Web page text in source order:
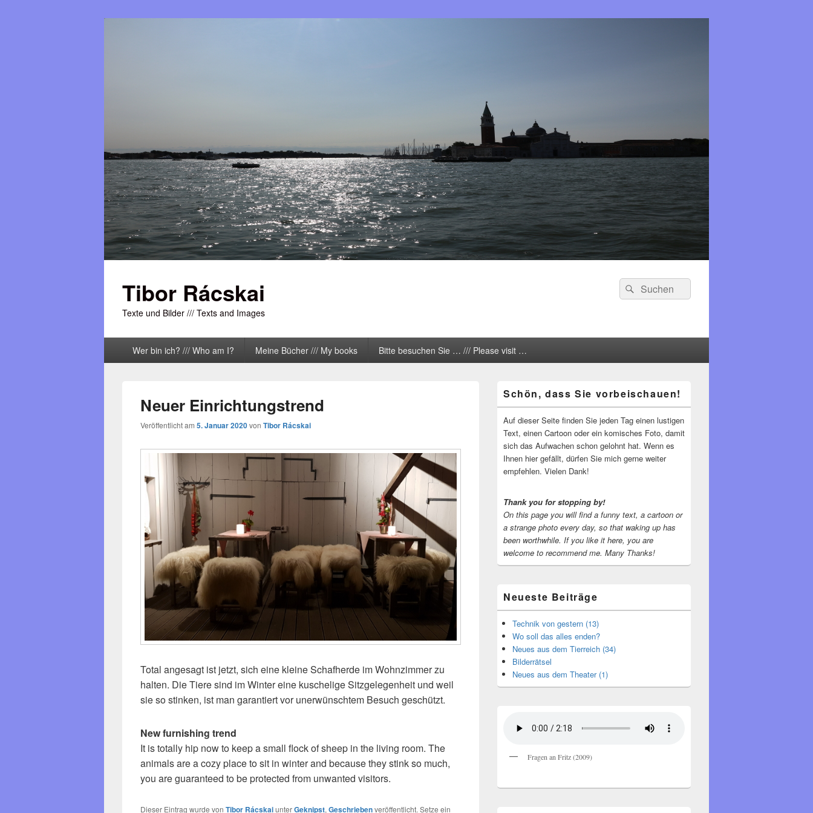
Tibor Rácskai
Texte und Bilder /// Texts and Images
Suchen
nach:
Suchen
Wer bin ich? /// Who am I? Meine Bücher /// My books Bitte besuchen Sie … /// Please visit …
Neuer Einrichtungstrend
Veröffentlicht am 5. Januar 2020von Tibor Rácskai
Total angesagt ist jetzt, sich eine kleine Schafherde im Wohnzimmer zu
halten. Die Tiere sind im Winter eine kuschelige Sitzgelegenheit und weil
sie so stinken, ist man garantiert vor unerwünschtem Besuch geschützt.
New furnishing trend
It is totally hip now to keep a small flock of sheep in the living room. The
animals are a cozy place to sit in winter and because they stink so much,
you are guaranteed to be protected from unwanted visitors.
Dieser Eintrag wurde von Tibor RácskaiunterGeknipst, Geschriebenveröffentlicht. Setze ein
Seitenleisten-
Widgetbereich
Schön, dass Sie vorbeischauen!
Auf dieser Seite finden Sie jeden Tag einen lustigen
Text, einen Cartoon oder ein komisches Foto, damit
sich das Aufwachen schon gelohnt hat. Wenn es
Ihnen hier gefällt, dürfen Sie mich gerne weiter
empfehlen. Vielen Dank!
Thank you for stopping by!
On this page you will find a funny text, a cartoon or
a strange photo every day, so that waking up has
been worthwhile. If you like it here, you are
welcome to recommend me. Many Thanks!
Neueste Beiträge
Technik von gestern (13)
Wo soll das alles enden?
Neues aus dem Tierreich (34)
Bilderrätsel
Neues aus dem Theater (1)
Fragen an Fritz (2009)